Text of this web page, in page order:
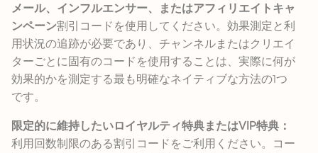
メール、インフルエンサー、またはアフィリエイトキャ
ンペーン割引コードを使用してください。効果測定と利
用状況の追跡が必要であり、チャンネルまたはクリエイ
ターごとに固有のコードを使用することは、実際に何が
効果的かを測定する最も明確なネイティブな方法の1つ
です。
限定的に維持したいロイヤルティ特典またはVIP特典：
利用回数制限のある割引コードをご利用ください。コー